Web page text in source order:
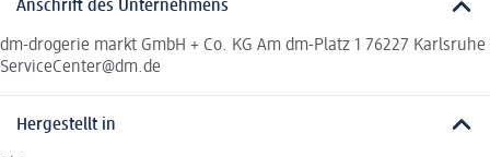
Anschrift des Unternehmens
dm-drogerie markt GmbH + Co. KG Am dm-Platz 1 76227 Karlsruhe
ServiceCenter@dm.de
Hergestellt in